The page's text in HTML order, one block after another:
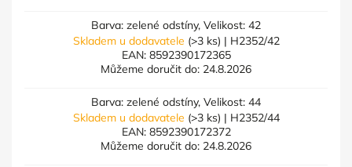
Barva: zelené odstíny, Velikost: 42
Skladem u dodavatele (>3 ks) | H2352/42
EAN: 8592390172365
Můžeme doručit do: 24.8.2026
Barva: zelené odstíny, Velikost: 44
Skladem u dodavatele (>3 ks) | H2352/44
EAN: 8592390172372
Můžeme doručit do: 24.8.2026